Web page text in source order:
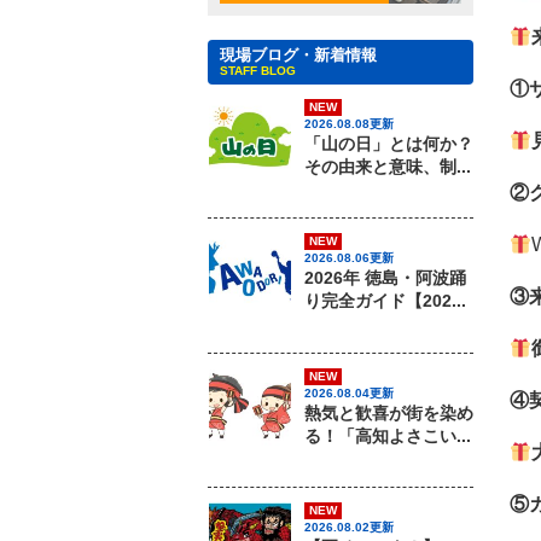
①
②
③
④
⑤
現場ブログ・新着情報
STAFF BLOG
NEW
2026.08.08更新
「山の日」とは何か？
その由来と意味、制...
NEW
2026.08.06更新
2026年 徳島・阿波踊
り完全ガイド【202...
NEW
2026.08.04更新
熱気と歓喜が街を染め
る！「高知よさこい...
NEW
2026.08.02更新